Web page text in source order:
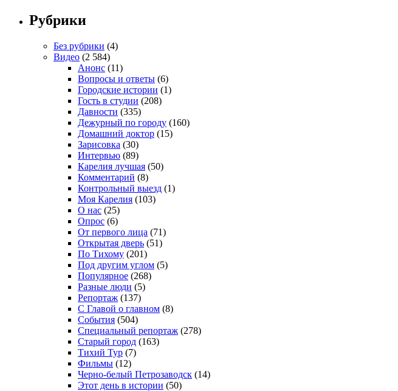
Рубрики
Без рубрики (4)
Видео (2 584)
Анонс (11)
Вопросы и ответы (6)
Городские истории (1)
Гость в студии (208)
Давности (335)
Дежурный по городу (160)
Домашний доктор (15)
Зарисовка (30)
Интервью (89)
Карелия лучшая (50)
Комментарий (8)
Контрольный выезд (1)
Моя Карелия (103)
О нас (25)
Опрос (6)
От первого лица (71)
Открытая дверь (51)
По Тихому (201)
Под другим углом (5)
Популярное (268)
Разные люди (5)
Репортаж (137)
С Главой о главном (8)
События (504)
Специальный репортаж (278)
Старый город (163)
Тихий Тур (7)
Фильмы (12)
Черно-белый Петрозаводск (14)
Этот день в истории (50)